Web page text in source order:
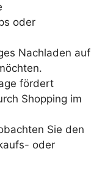
oder
Nachladen auf
fördert
Shopping im
Sie den
oder